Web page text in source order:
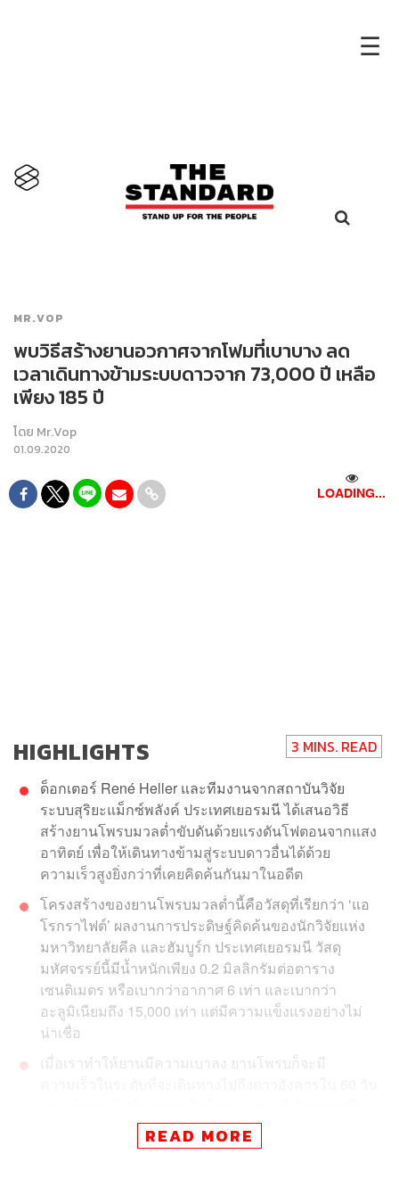
☰
MR.VOP
พบวิธีสร้างยานอวกาศจากโฟมที่เบาบาง ลด
เวลาเดินทางข้ามระบบดาวจาก 73,000 ปี เหลือ
เพียง 185 ปี
โดย Mr.Vop
01.09.2020
LOADING...
HIGHLIGHTS 3 MINS. READ
ด็อกเตอร์​ René Heller​ และทีมงานจากสถาบัน​วิจัย​
ระบบสุริยะ​แม็กซ์พลังค์ ประเทศ​เยอรมนี​ ได้เสนอวิธี
สร้างยานโพรบมวลต่ำขับดันด้วยแรงดันโฟตอนจากแสง
อาทิตย์​ เพื่อให้เดินทางข้ามสู่ระบบดาวอื่นได้ด้วย
ความเร็วสูงยิ่งกว่าที่เคยคิดค้นกันมาในอดีต
โครงสร้างของยานโพรบมวลต่ำนี้คือวัสดุที่เรียกว่า ‘แอ
โรกราไฟต์’ ผลงานการประดิษฐ์คิดค้นของนักวิจัยแห่ง
มหาวิทยาลัยคีล และฮัมบูร์ก ประเทศเยอรมนี วัสดุ
มหัศจรรย์​นี้มีน้ำหนักเพียง 0.2 มิลลิกรัมต่อตาราง
เซนติเมตร หรือเบากว่าอากาศ 6 เท่า และเบากว่า
อะลูมิเนียม​ถึง 15,000 เท่า แต่มีความแข็งแรงอย่างไม่
น่าเชื่อ​
เมื่อเราทำให้ยานมีความเบาลง ยานโพรบก็จะมี
เร็วกว่ายานสำรวจพลูโตนิวฮอไรซันส์ถึง 2 เท่า!
READ MORE